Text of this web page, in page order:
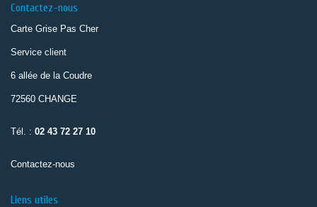
Contactez-nous
Carte Grise Pas Cher
Service client
6 allée de la Coudre
72560 CHANGE
Tél. : 02 43 72 27 10
Contactez-nous
Liens utiles